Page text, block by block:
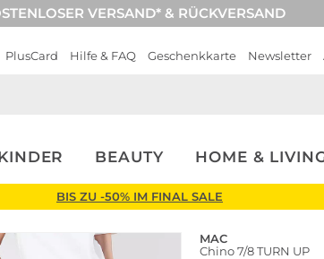
VERSAND* & RÜCKVERSAND
PlusCard Hilfe & FAQ Geschenkkarte Newsletter
BEAUTY HOME &
BIS ZU -50% IM FINAL SALE
MAC
Chino 7/8 TURN UP